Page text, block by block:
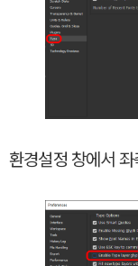
환경설정 창에서 좌